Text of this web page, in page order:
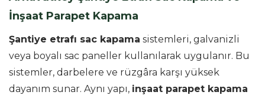
İnşaat Parapet Kapama
Şantiye etrafı sac kapama sistemleri, galvanizli
veya boyalı sac paneller kullanılarak uygulanır. Bu
sistemler, darbelere ve rüzgâra karşı yüksek
dayanım sunar. Aynı yapı, inşaat parapet kapama